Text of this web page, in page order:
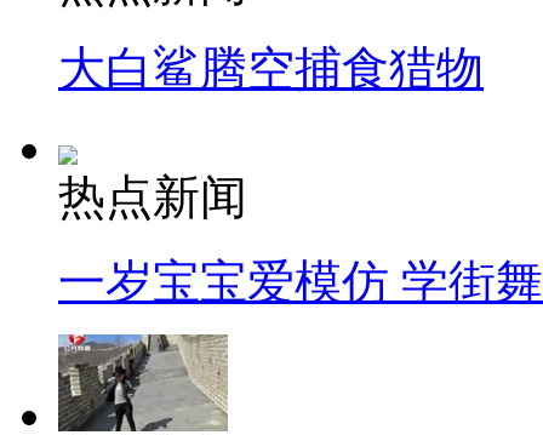
大白鲨腾空捕食猎物
热点新闻
一岁宝宝爱模仿 学街